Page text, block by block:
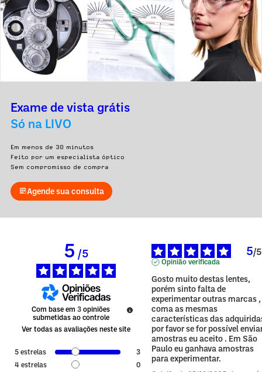
Exame de vista grátis
Só na LIVO
Em menos de 30 minutos
Feito por um especialista óptico
Sem compromisso de compra
Agende sua consulta
5/5
Com base em 3 opiniões
submetidas ao controle
Ver todas as avaliações neste site
5 estrelas
3
4 estrelas 0
5/5
Opinião verificada
Gosto muito destas lentes,
porém sinto falta de
experimentar outras marcas ,
coma as mesmas
características das
por favor se for possível
amostras eu aceito . Em São
Paulo eu ganhava amostras
para experimentar.